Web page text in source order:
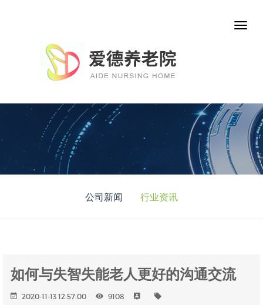
公司新闻 行业资讯
如何与失智失能老人更好的沟通交流
2020-11-13 12:57:00 9108